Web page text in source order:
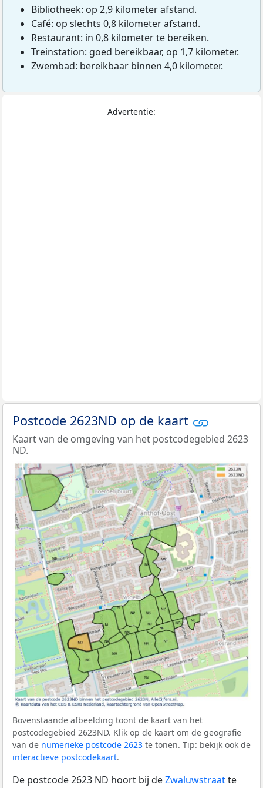
Bibliotheek: op 2,9 kilometer afstand.
Café: op slechts 0,8 kilometer afstand.
Restaurant: in 0,8 kilometer te bereiken.
Treinstation: goed bereikbaar, op 1,7 kilometer.
Zwembad: bereikbaar binnen 4,0 kilometer.
Advertentie:
Postcode 2623ND op de kaart
Kaart van de omgeving van het postcodegebied 2623
ND.
Bovenstaande afbeelding toont de kaart van het
postcodegebied 2623ND. Klik op de kaart om de geografie
van de numerieke postcode 2623 te tonen. Tip: bekijk ook de
interactieve postcodekaart.
De postcode 2623 ND hoort bij deZwaluwstraatte